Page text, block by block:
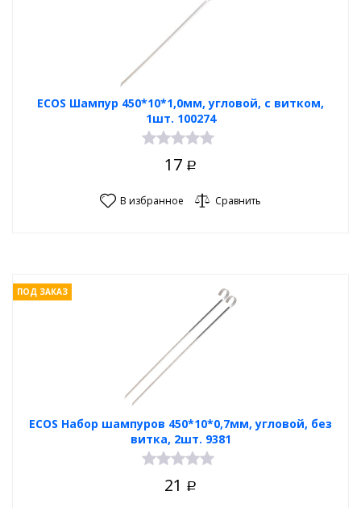
ECOS Шампур 450*10*1,0мм, угловой, с витком,
1шт. 100274
17 Р
В избранное Сравнить
ECOS Набор шампуров 450*10*0,7мм, угловой, без
витка, 2шт. 9381
ПОД ЗАКАЗ
21 Р